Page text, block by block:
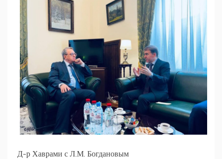
Д-р Хаврами с Л.М. Богдановым